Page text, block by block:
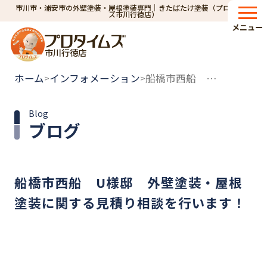
市川市・浦安市の外壁塗装・屋根塗装専門｜きたばたけ塗装（プロタイム
ズ市川行徳店）
市川行徳店
メニュー
ホーム>インフォメーション> 船橋市西船 U様邸 外壁塗装・屋根塗装に関する見積り相談を行います！
ブログ
Blog
船橋市西船 U様邸 外壁塗装・屋根
塗装に関する見積り相談を行います！